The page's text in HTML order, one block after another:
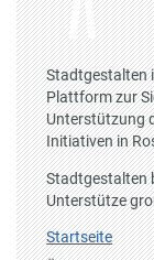
Stadtgestalten
Plattform zur
Unterstützung
Initiativen in
Stadtgestalten
Unterstütze
Startseite